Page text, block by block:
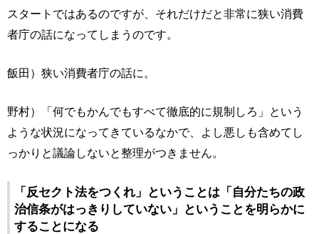
スタートではあるのですが、それだけだと非常に狭い消費
者庁の話になってしまうのです。
飯田）狭い消費者庁の話に。
野村）「何でもかんでもすべて徹底的に規制しろ」という
ような状況になってきているなかで、よし悪しも含めてし
っかりと議論しないと整理がつきません。
「反セクト法をつくれ」ということは「自分たちの政
治信条がはっきりしていない」ということを明らかに
することになる